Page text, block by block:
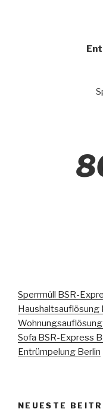
Sperrmüll BSR-
Haushaltsauflösung
Sofa BSR-Express
Entrümpelung Berlin
NEUESTE